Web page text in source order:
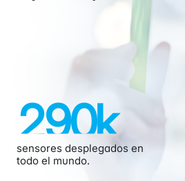
290k
sensores desplegados en
todo el mundo.